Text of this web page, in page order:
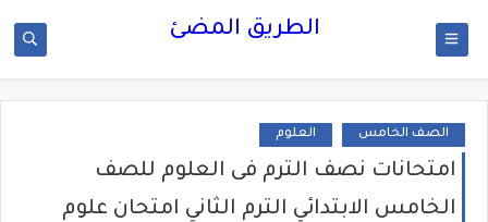
الطريق المضئ
الصف الخامس العلوم
امتحانات نصف الترم فى العلوم للصف
الخامس الابتدائي الترم الثاني امتحان علوم